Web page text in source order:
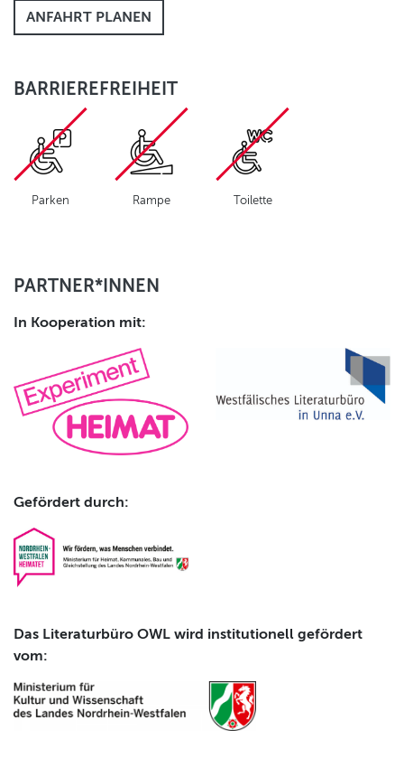
ANFAHRT PLANEN
BARRIEREFREIHEIT
Parken Rampe Toilette
PARTNER*INNEN
In Kooperation mit:
Gefördert durch:
Das Literaturbüro OWL wird institutionell gefördert
vom: